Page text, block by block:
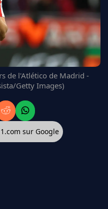
de l'Atlético de Madrid -
Getty Images)
sur Google